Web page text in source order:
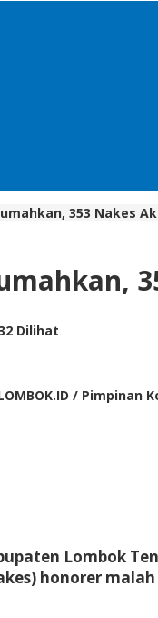
353 Nakes
Dilihat
/
Lombok
honorer